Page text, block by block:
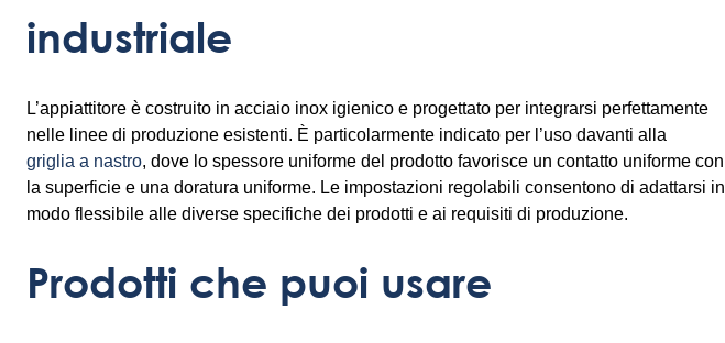
industriale
L’appiattitore è costruito in acciaio inox igienico e progettato per integrarsi perfettamente
nelle linee di produzione esistenti. È particolarmente indicato per l’uso davanti alla
griglia a nastro, dove lo spessore uniforme del prodotto favorisce un contatto uniforme con
la superficie e una doratura uniforme. Le impostazioni regolabili consentono di adattarsi in
modo flessibile alle diverse specifiche dei prodotti e ai requisiti di produzione.
Prodotti che puoi usare